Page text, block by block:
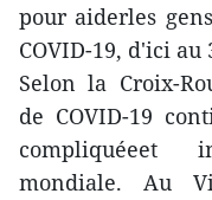
pour aiderles
COVID-19, d'ici
Selon la Croix-
de COVID-19
compliquéeet
mondiale. Au